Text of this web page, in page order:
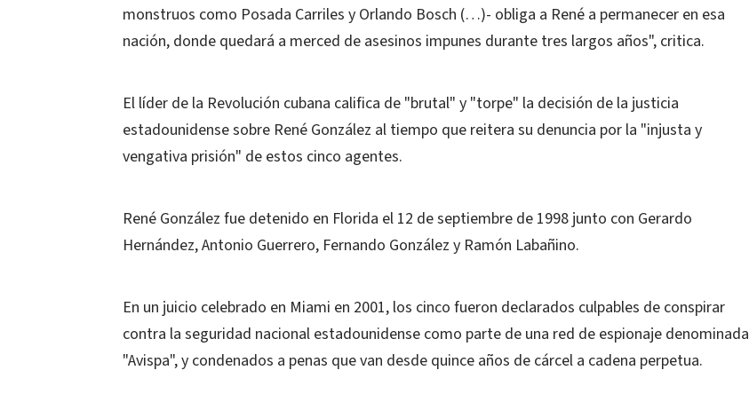
monstruos como Posada Carriles y Orlando Bosch (…)- obliga a René a permanecer en esa
nación, donde quedará a merced de asesinos impunes durante tres largos años", critica.
El líder de la Revolución cubana califica de "brutal" y "torpe" la decisión de la justicia
estadounidense sobre René González al tiempo que reitera su denuncia por la "injusta y
vengativa prisión" de estos cinco agentes.
René González fue detenido en Florida el 12 de septiembre de 1998 junto con Gerardo
Hernández, Antonio Guerrero, Fernando González y Ramón Labañino.
En un juicio celebrado en Miami en 2001, los cinco fueron declarados culpables de conspirar
contra la seguridad nacional estadounidense como parte de una red de espionaje denominada
"Avispa", y condenados a penas que van desde quince años de cárcel a cadena perpetua.